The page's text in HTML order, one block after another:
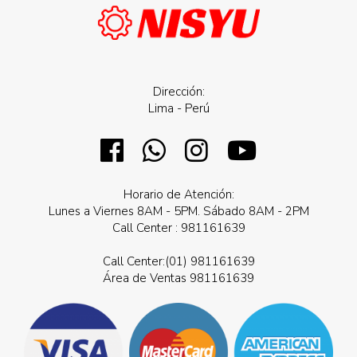
Dirección:
Lima - Perú
Horario de Atención:
Lunes a Viernes 8AM - 5PM. Sábado 8AM - 2PM
Call Center : 981161639
Call Center:(01) 981161639
Área de Ventas 981161639